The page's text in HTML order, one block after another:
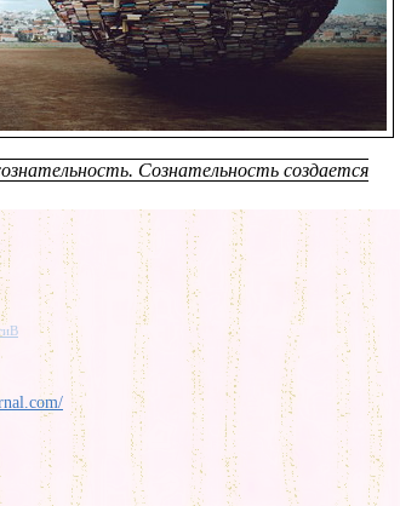
Сознательность создается